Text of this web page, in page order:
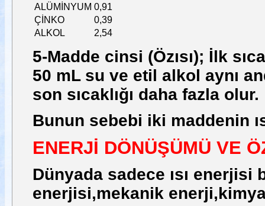
ALÜMİNYUM 0,91
ÇİNKO
0,39
ALKOL
2,54
5-Madde cinsi (Özısı); İlk
50 mL su ve etil alkol aynı
son sıcaklığı daha fazla olur.
Bunun sebebi iki maddenin
ENERJİ DÖNÜŞÜMÜ VE
Dünyada sadece ısı
enerjisi,mekanik